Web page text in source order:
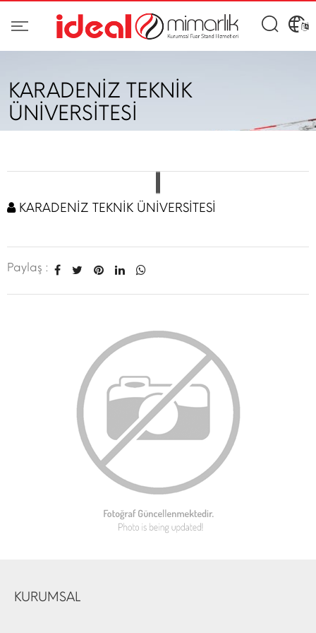
KARADENİZ TEKNİK
ÜNİVERSİTESİ
KARADENİZ TEKNİK ÜNİVERSİTESİ
Paylaş :
KURUMSAL